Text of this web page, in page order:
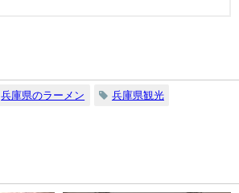
兵庫県のラーメン 兵庫県観光